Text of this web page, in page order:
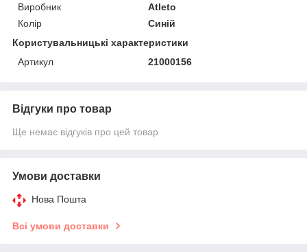
Виробник
Atleto
Колір
Синій
Користувальницькі характеристики
Артикул
21000156
Відгуки про товар
Ще немає відгуків про цей товар
Умови доставки
Нова Пошта
Всі умови доставки